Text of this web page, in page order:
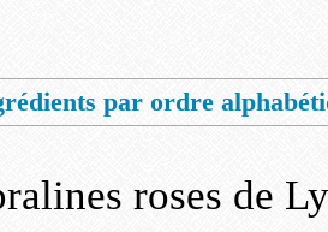
par ordre
roses de